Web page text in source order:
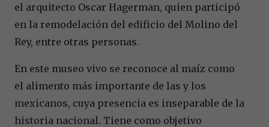
el arquitecto Oscar Hagerman, quien participó
en la remodelación del edificio del Molino del
Rey, entre otras personas.
En este museo vivo se reconoce al maíz como
el alimento más importante de las y los
mexicanos, cuya presencia es inseparable de la
historia nacional. Tiene como objetivo